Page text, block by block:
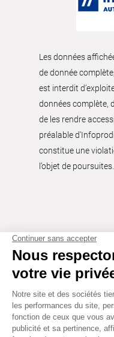
Les données
de donnée
est interdit
données complète,
de les rendre
préalable
constitue une
l’objet de poursuites.
Tous droits
Mentions